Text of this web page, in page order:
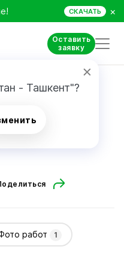
СКАЧАТЬ ×
Оставить
заявку
- Ташкент"?
работ 1